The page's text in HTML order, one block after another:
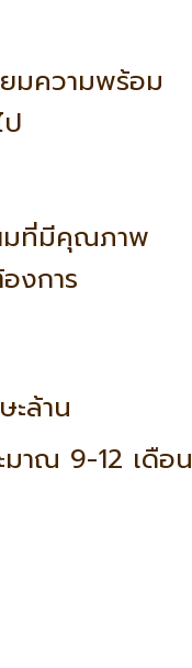
มความพร้อม
มที่มีคุณภาพ
งการ
ล้าน
มาณ 9-12 เดือน